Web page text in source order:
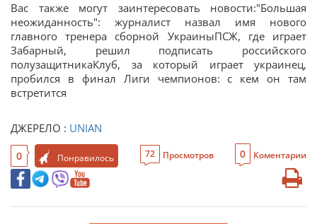
Вас также могут заинтересовать новости:"Большая
неожиданность": журналист назвал имя нового
главного тренера сборной УкраиныПСЖ, где играет
Забарный, решил подписать российского
полузащитникаКлуб, за который играет украинец,
пробился в финал Лиги чемпионов: с кем он там
встретится
ДЖЕРЕЛО : UNIAN
0 Понравилось 72 Просмотров 0 Коментарии